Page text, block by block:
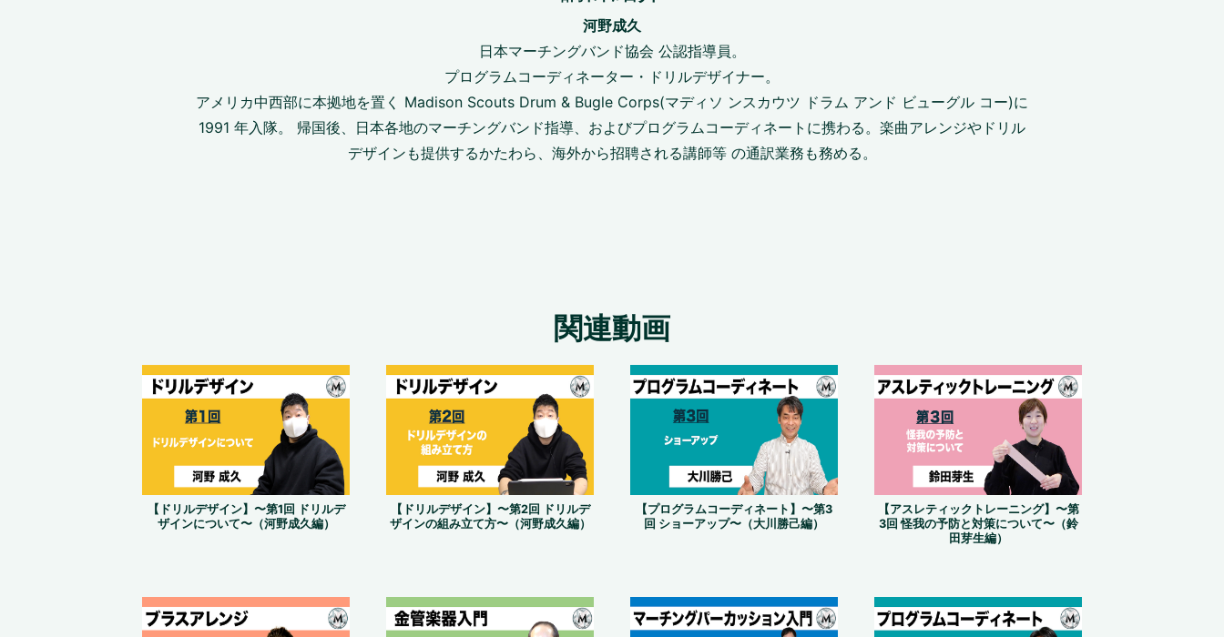
河野成久
日本マーチングバンド協会 公認指導員。
プログラムコーディネーター・ドリルデザイナー。
アメリカ中⻄部に本拠地を置く Madison Scouts Drum & Bugle Corps(マディソ ンスカウツ ドラム アンド ビューグル コー)に
1991 年入隊。 帰国後、日本各地のマーチングバンド指導、およびプログラムコーディネートに携わる。楽曲アレンジやドリル
デザインも提供するかたわら、海外から招聘される講師等 の通訳業務も務める。
関連動画
【ドリルデザイン】〜第1回 ドリルデ
ザインについて〜（河野成久編）
【ドリルデザイン】〜第2回 ドリルデ
ザインの組み立て方〜（河野成久編）
【プログラムコーディネート】〜第3
回 ショーアップ〜（大川勝己編）
【アスレティックトレーニング】〜第
3回 怪我の予防と対策について〜（鈴
田芽生編）